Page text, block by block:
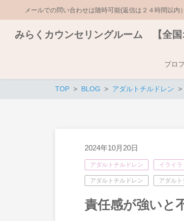
メールでの問い合わせは随時可能(返信は２４時間以内）
みらくカウンセリングルーム 【全国
プロ
TOP BLOG アダルトチルドレン
2024年10月20日
アダルトチルドレン イライラ
アダルトチルドレン アダル
責任感が強いと